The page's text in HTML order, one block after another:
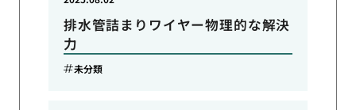
排水管詰まりワイヤー物理的な解決
力
未分類